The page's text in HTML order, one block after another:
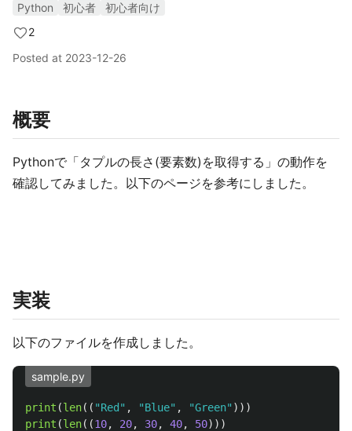
Python 初心者
初心者向け
2
Posted at 2023-12-26
概要
Pythonで「タプルの長さ(要素数)を取得する」の動作を
確認してみました。以下のページを参考にしました。
実装
以下のファイルを作成しました。
sample.py
print (len(( "Red " , "Blue" , "Green" )))
print (len((10, 20, 30, 40, 50)))